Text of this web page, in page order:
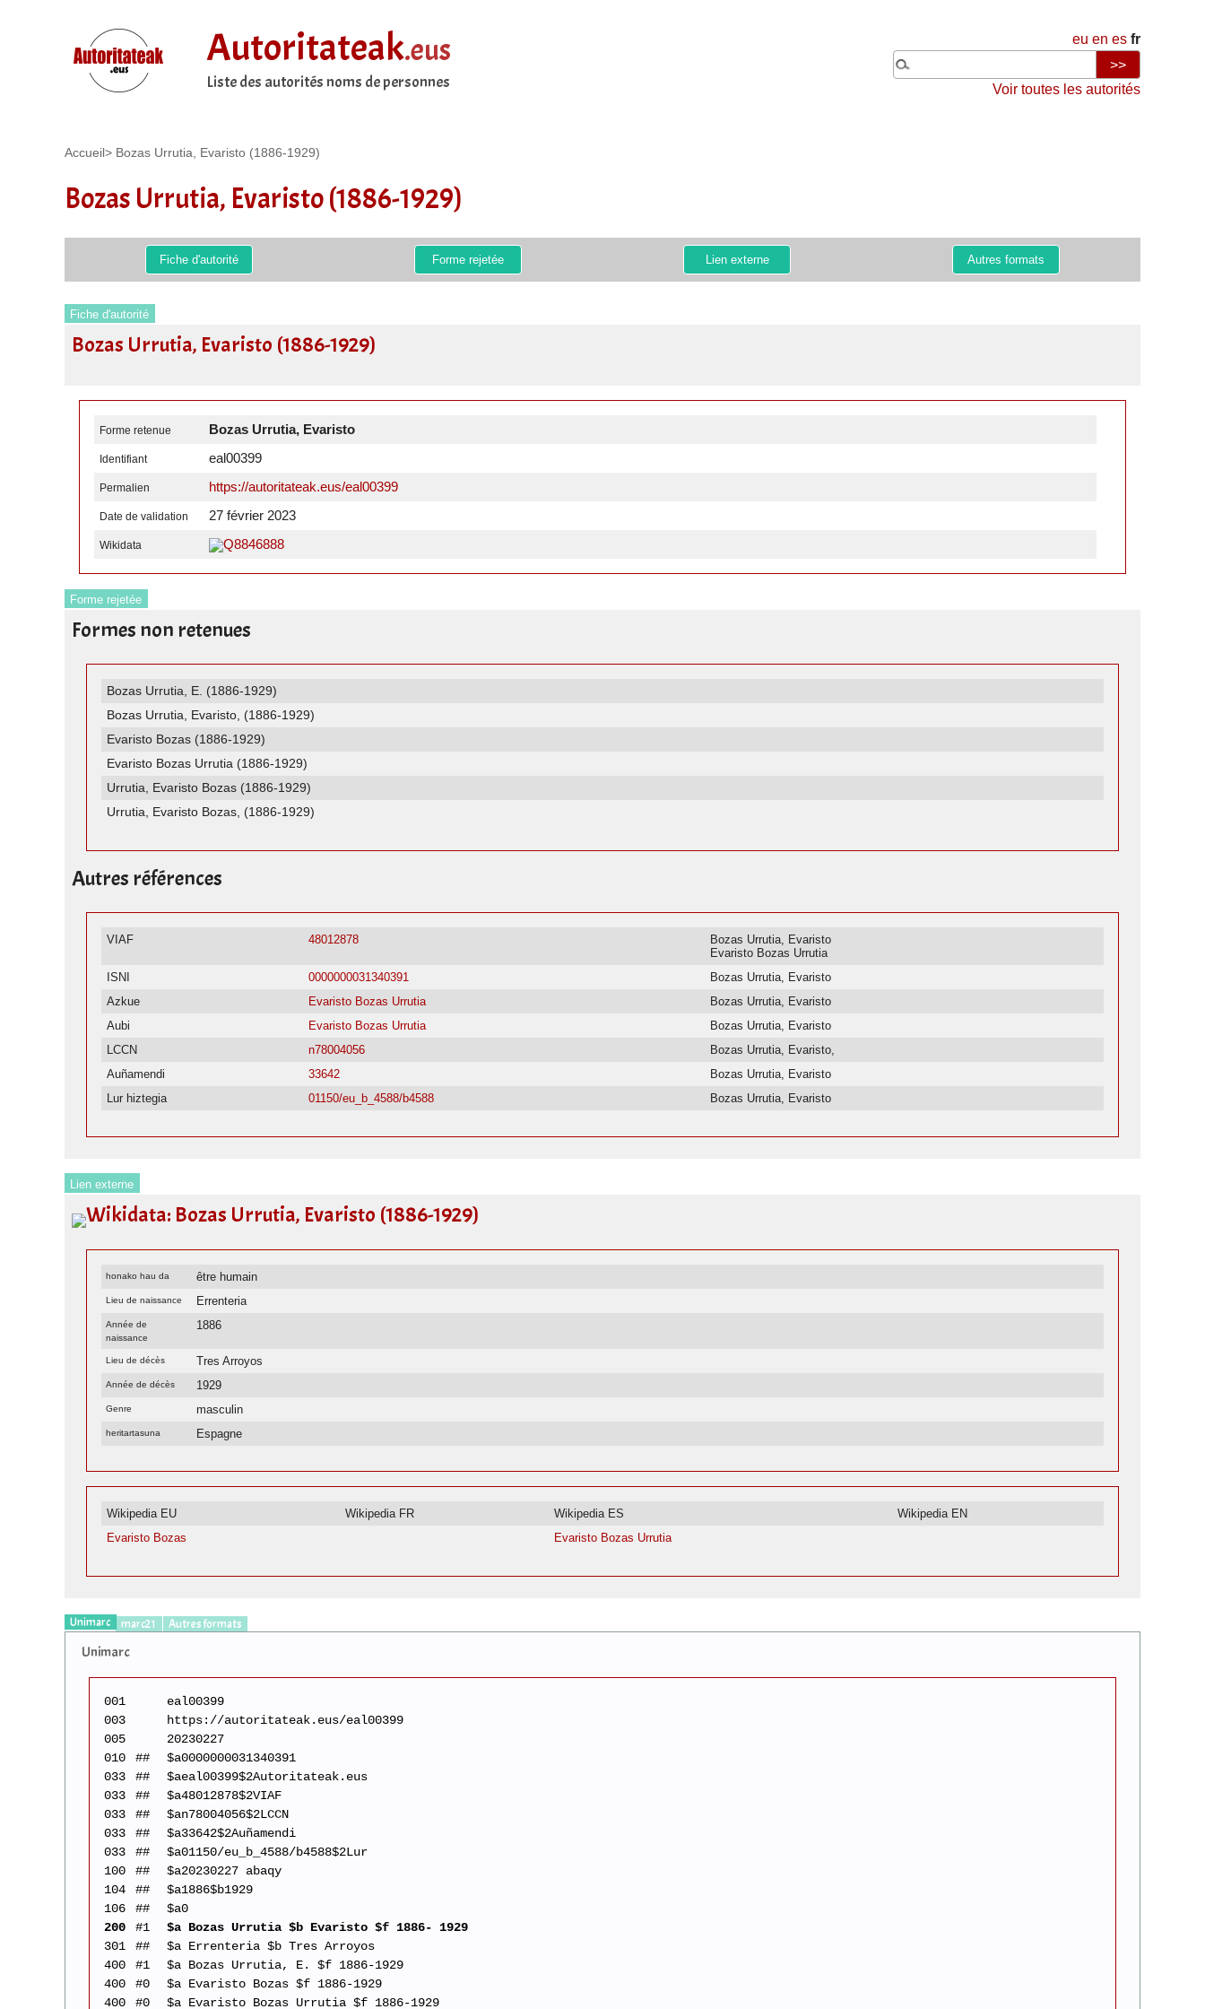
Autoritateak.eus
Liste des autorités noms de personnes
eu en es fr
Voir toutes les autorités
Accueil> Bozas Urrutia, Evaristo (1886-1929)
Bozas Urrutia, Evaristo (1886-1929)
Fiche d'autorité Forme rejetée Lien externe Autres formats
Fiche d'autorité
Bozas Urrutia, Evaristo (1886-1929)
Forme retenue Bozas Urrutia, Evaristo
Identifiant eal00399
Permalien https://autoritateak.eus/eal00399
Date de validation 27 février 2023
Wikidata Q8846888
Forme rejetée
Formes non retenues
Bozas Urrutia, E. (1886-1929)
Bozas Urrutia, Evaristo, (1886-1929)
Evaristo Bozas (1886-1929)
Evaristo Bozas Urrutia (1886-1929)
Urrutia, Evaristo Bozas (1886-1929)
Urrutia, Evaristo Bozas, (1886-1929)
Autres références
VIAF 48012878
Bozas Urrutia, Evaristo
Evaristo Bozas Urrutia
ISNI
0000000031340391
Bozas Urrutia, Evaristo
Azkue
Evaristo Bozas Urrutia
Bozas Urrutia, Evaristo
Aubi
Evaristo Bozas Urrutia
Bozas Urrutia, Evaristo
LCCN
n78004056
Bozas Urrutia, Evaristo,
Auñamendi
33642
Bozas Urrutia, Evaristo
Lur hiztegia
01150/eu_b_4588/b4588 Bozas Urrutia, Evaristo
Lien externe
Wikidata: Bozas Urrutia, Evaristo (1886-1929)
honako hau da être humain
Lieu de naissance Errenteria
Année de
naissance
1886
Lieu de décès Tres Arroyos
Année de décès 1929
Genre masculin
heritartasuna Espagne
Wikipedia EU Wikipedia FR Wikipedia ES
Wikipedia EN
Evaristo Bozas
Evaristo Bozas Urrutia
Unimarc marc21 Autres formats
Unimarc
001
eal00399
003
https://autoritateak.eus/eal00399
005
20230227
010
##
$a0000000031340391
033
##
$aeal00399$2Autoritateak.eus
033
##
$a48012878$2VIAF
033
##
$an78004056$2LCCN
033
##
$a33642$2Auñamendi
033
##
$a01150/eu_b_4588/b4588$2Lur
100
##
$a20230227 abaqy
104
##
$a1886$b1929
106
##
$a0
200
#1
$a Bozas Urrutia $b Evaristo $f 1886- 1929
301
##
$a Errenteria $b Tres Arroyos
400
#1
$a Bozas Urrutia, E. $f 1886-1929
400
#0
$a Evaristo Bozas $f 1886-1929
400
#0 $a Evaristo Bozas Urrutia $f 1886-1929